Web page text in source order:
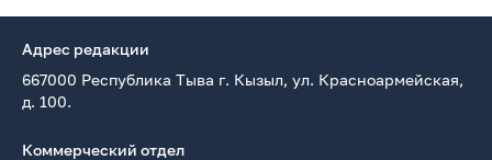
Адрес редакции
667000 Республика Тыва г. Кызыл, ул. Красноармейская,
д. 100.
Коммерческий отдел